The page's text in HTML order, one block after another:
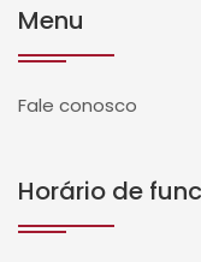
Menu
Fale conosco
Horário de